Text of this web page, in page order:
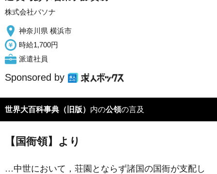
株式会社パソナ
神奈川県 横浜市
時給1,700円
派遣社員
Sponsored by
世界大百科事典（旧版） 内の公領の言及
【国衙領】より
…中世において，荘園とならず諸国の国衙が支配し